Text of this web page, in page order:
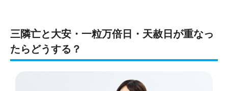
三隣亡と大安・一粒万倍日・天赦日が重なっ
たらどうする？